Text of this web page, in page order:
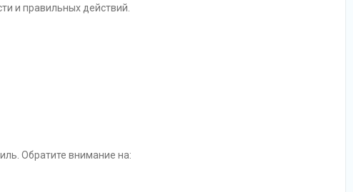
и правильных действий.
Обратите внимание на: